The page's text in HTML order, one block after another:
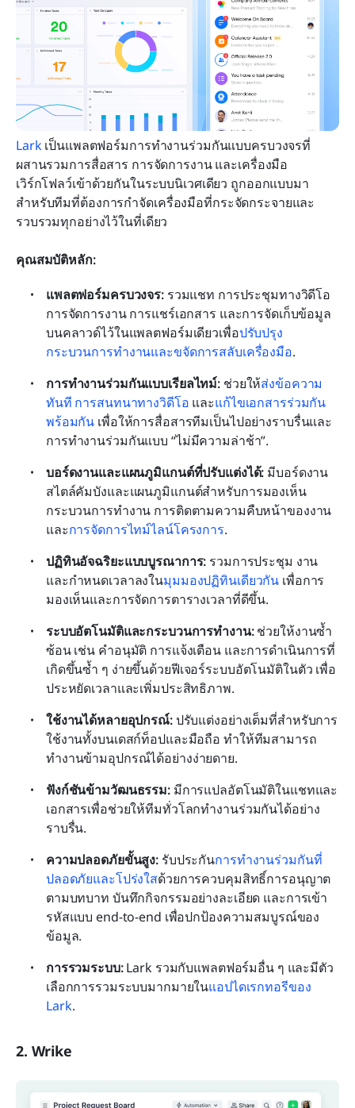
Lark เป็นแพลตฟอร์มการทำงานร่วมกันแบบครบวงจรที่
ผสานรวมการสื่อสาร การจัดการงาน และเครื่องมือ
เวิร์กโฟลว์เข้าด้วยกันในระบบนิเวศเดียว ถูกออกแบบมา
สำหรับทีมที่ต้องการกำจัดเครื่องมือที่กระจัดกระจายและ
รวบรวมทุกอย่างไว้ในที่เดียว
คุณสมบัติหลัก:
แพลตฟอร์มครบวงจร: รวมแชท การประชุมทางวิดีโอ
การจัดการงาน การแชร์เอกสาร และการจัดเก็บข้อมูล
บนคลาวด์ไว้ในแพลตฟอร์มเดียวเพื่อปรับปรุง
กระบวนการทำงานและขจัดการสลับเครื่องมือ.
การทำงานร่วมกันแบบเรียลไทม์: ช่วยให้ส่งข้อความ
ทันที การสนทนาทางวิดีโอ และแก้ไขเอกสารร่วมกัน
พร้อมกัน เพื่อให้การสื่อสารทีมเป็นไปอย่างราบรื่นและ
การทำงานร่วมกันแบบ “ไม่มีความล่าช้า”.
บอร์ดงานและแผนภูมิแกนต์ที่ปรับแต่งได้: มีบอร์ดงาน
สไตล์คัมบังและแผนภูมิแกนต์สำหรับการมองเห็น
กระบวนการทำงาน การติดตามความคืบหน้าของงาน
และการจัดการไทม์ไลน์โครงการ.
ปฏิทินอัจฉริยะแบบบูรณาการ: รวมการประชุม งาน
และกำหนดเวลาลงในมุมมองปฏิทินเดียวกัน เพื่อการ
มองเห็นและการจัดการตารางเวลาที่ดีขึ้น.
ระบบอัตโนมัติและกระบวนการทำงาน: ช่วยให้งานซ้ำ
ซ้อน เช่น คำอนุมัติ การแจ้งเตือน และการดำเนินการที่
เกิดขึ้นซ้ำ ๆ ง่ายขึ้นด้วยฟีเจอร์ระบบอัตโนมัติในตัว เพื่อ
ประหยัดเวลาและเพิ่มประสิทธิภาพ.
ใช้งานได้หลายอุปกรณ์: ปรับแต่งอย่างเต็มที่สำหรับการ
ใช้งานทั้งบนเดสก์ท็อปและมือถือ ทำให้ทีมสามารถ
ทำงานข้ามอุปกรณ์ได้อย่างง่ายดาย.
ฟังก์ชันข้ามวัฒนธรรม: มีการแปลอัตโนมัติในแชทและ
เอกสารเพื่อช่วยให้ทีมทั่วโลกทำงานร่วมกันได้อย่าง
ราบรื่น.
ความปลอดภัยขั้นสูง: รับประกันการทำงานร่วมกันที่
ปลอดภัยและโปร่งใสด้วยการควบคุมสิทธิ์การอนุญาต
ตามบทบาท บันทึกกิจกรรมอย่างละเอียด และการเข้า
รหัสแบบ end-to-end เพื่อปกป้องความสมบูรณ์ของ
ข้อมูล.
การรวมระบบ: Lark รวมกับแพลตฟอร์มอื่น ๆ และมีตัว
เลือกการรวมระบบมากมายในแอปไดเรกทอรีของ
Lark.
2. Wrike